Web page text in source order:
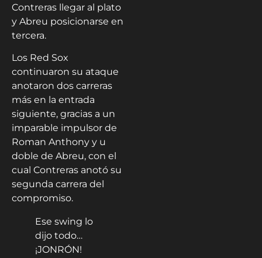
Contreras llegar al plato
y Abreu posicionarse en
tercera.
Los Red Sox
continuaron su ataque
anotaron dos carreras
más en la entrada
siguiente, gracias a un
imparable impulsor de
Roman Anthony y u
doble de Abreu, con el
cual Contreras anotó su
segunda carrera del
compromiso.
Ese swing lo
dijo todo…
¡JONRÓN!